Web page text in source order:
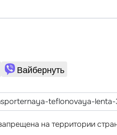
Вайбернуть
на территории